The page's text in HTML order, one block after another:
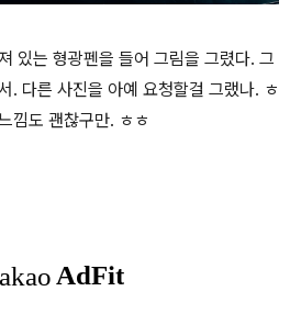
있는 형광펜을 들어 그림을 그렸다. 그
. 다른 사진을 아예 요청할걸 그랬나. ㅎ
낌도 괜찮구만. ㅎㅎ